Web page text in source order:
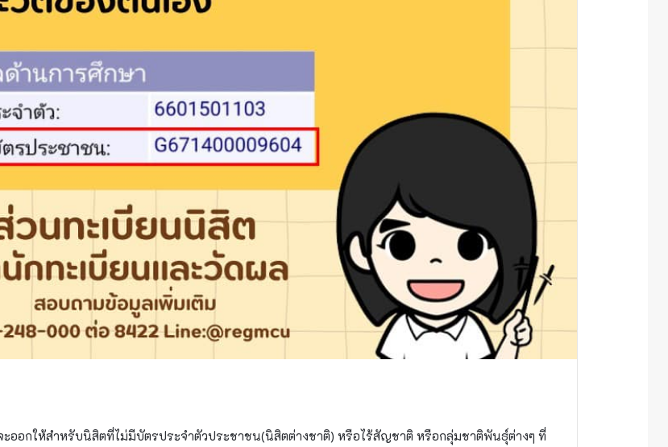
ะออกให้สำหรับนิสิตที่ไม่มีบัตรประจำตัวประชาชน(นิสิตต่างชาติ) หรือไร้สัญชาติ หรือกลุ่มชาติพันธุ์ต่างๆ ที่